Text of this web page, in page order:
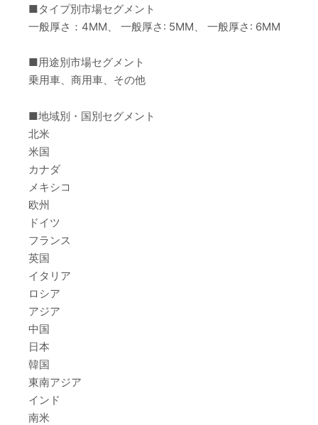
■タイプ別市場セグメント
一般厚さ：4MM、 一般厚さ: 5MM、 一般厚さ: 6MM
■用途別市場セグメント
乗用車、商用車、その他
■地域別・国別セグメント
北米
米国
カナダ
メキシコ
欧州
ドイツ
フランス
英国
イタリア
ロシア
アジア
中国
日本
韓国
東南アジア
インド
南米